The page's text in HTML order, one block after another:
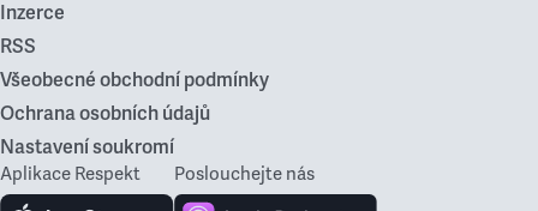
Inzerce
RSS
Všeobecné obchodní podmínky
Ochrana osobních údajů
Nastavení soukromí
Aplikace Respekt Poslouchejte nás